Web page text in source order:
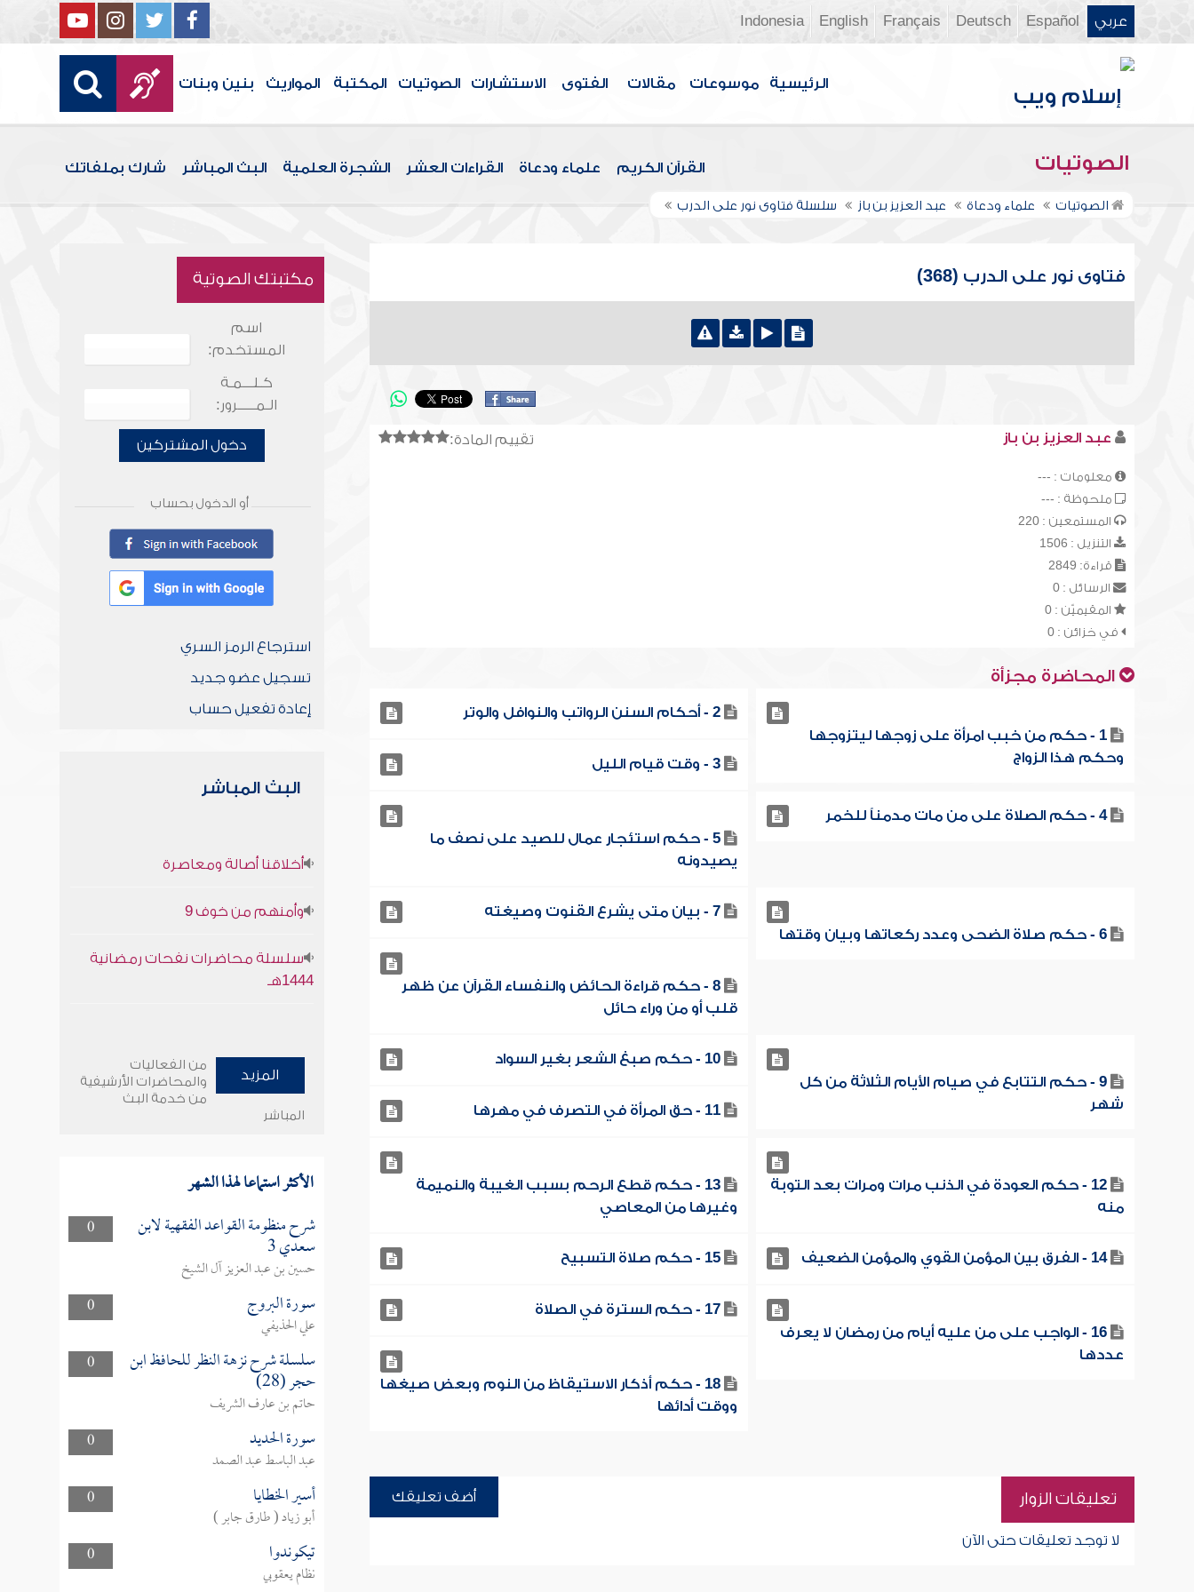
عربي Español
Deutsch
Français
English
Indonesia
الرئيسية موسوعات مقالات الفتوى الاستشارات الصوتيات المكتبة المواريث بنين وبنات
الصوتيات القرآن الكريم علماء ودعاة القراءات العشر الشجرة العلمية البث المباشر شارك بملفاتك
الصوتيات علماء ودعاة عبد العزيز بن باز سلسلة فتاوى نور على الدرب
فتاوى نور على الدرب (368)
تقييم المادة: عبد العزيز بن باز
معلومات : ---
ملحوظة : ---
المستمعين : 220
التنزيل : 1506
قراءة: 2849
الرسائل : 0
المقيميّن : 0
في خزائن : 0
المحاضرة مجزأة
1 - حكم من خبب امرأة على زوجها ليتزوجها
وحكم هذا الزواج
2 - أحكام السنن الرواتب والنوافل والوتر
3 - وقت قيام الليل
4 - حكم الصلاة على من مات مدمناً للخمر
5 - حكم استئجار عمال للصيد على نصف ما
يصيدونه
6 - حكم صلاة الضحى وعدد ركعاتها وبيان وقتها
7 - بيان متى يشرع القنوت وصيغته
8 - حكم قراءة الحائض والنفساء القرآن عن ظهر
قلب أو من وراء حائل
9 - حكم التتابع في صيام الأيام الثلاثة من كل
شهر
10 - حكم صبغ الشعر بغير السواد
11 - حق المرأة في التصرف في مهرها
12 - حكم العودة في الذنب مرات ومرات بعد التوبة
منه
13 - حكم قطع الرحم بسبب الغيبة والنميمة
وغيرها من المعاصي
14 - الفرق بين المؤمن القوي والمؤمن الضعيف 15 - حكم صلاة التسبيح
16 - الواجب على من عليه أيام من رمضان لا يعرف
عددها
17 - حكم السترة في الصلاة
18 - حكم أذكار الاستيقاظ من النوم وبعض صيغها
ووقت أدائها
تعليقات الزوار أضف تعليقك
لا توجد تعليقات حتى الآن
مكتبتك الصوتية
اسم
المستخدم:
كـلـــمـة
الـمـــــرور:
دخول المشتركين
أو الدخول بحساب
استرجاع الرمز السري
تسجيل عضو جديد
إعادة تفعيل حساب
البث المباشر
أخلاقنا أصالة ومعاصرة
وأمنهم من خوف 9
سلسلة محاضرات نفحات رمضانية
1444هـ
المزيد
من الفعاليات
والمحاضرات الأرشيفية
من خدمة البث
المباشر
الأكثر استماعا لهذا الشهر
0 شرح منظومة القواعد الفقهية لابن
سعدي 3
حسين بن عبد العزيز آل الشيخ
0
سورة البروج
علي الحذيفي
0
سلسلة شرح نزهة النظر للحافظ ابن
حجر (28)
حاتم بن عارف الشريف
0
سورة الحديد
عبد الباسط عبد الصمد
0
أسير الخطايا
أبو زياد ( طارق جابر )
0
تيكوندوا
نظام يعقوبي